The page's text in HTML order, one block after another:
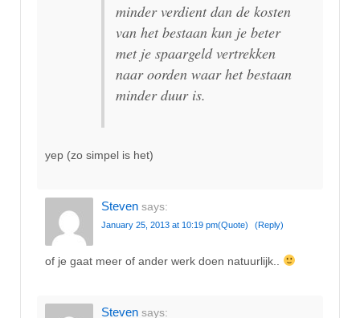
minder verdient dan de kosten
van het bestaan kun je beter
met je spaargeld vertrekken
naar oorden waar het bestaan
minder duur is.
yep (zo simpel is het)
Steven says:
January 25, 2013 at 10:19 pm(Quote) (Reply)
of je gaat meer of ander werk doen natuurlijk..
Steven says: